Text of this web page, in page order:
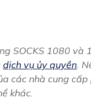
SOCKS 1080 và
dịch vụ ủy quyền.
các nhà cung cấp
khác.